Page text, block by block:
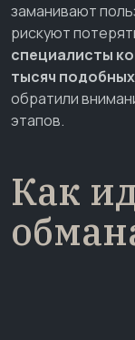
заманивают
рискуют
специалисты
тысяч
обратили
этапов.
Как